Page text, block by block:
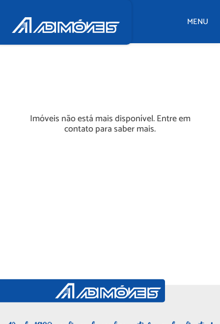
MENU
Imóveis não está mais disponível. Entre em
contato para saber mais.